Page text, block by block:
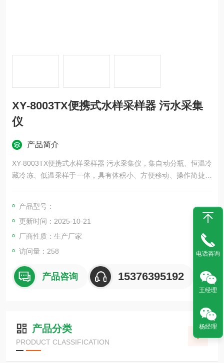
XY-8003TX便携式水样采样器 污水采集
仪
产品简介
XY-8003TX便携式水样采样器 污水采集仪，集自动分瓶、恒温冷
藏冷冻、低温采样于一体，具有体积小、方便移动、操作简捷、
环保节能等特点。
产品型号：
更新时间：2025-10-21
厂商性质：生产厂家
访问量：258
产品咨询 15376395192
产品分类
PRODUCT CLASSIFICATION
电话咨询
王经理
杨经理